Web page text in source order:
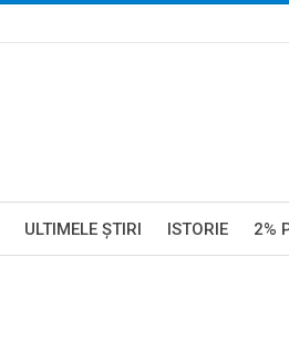
ULTIMELE ŞTIRI ISTORIE 2%